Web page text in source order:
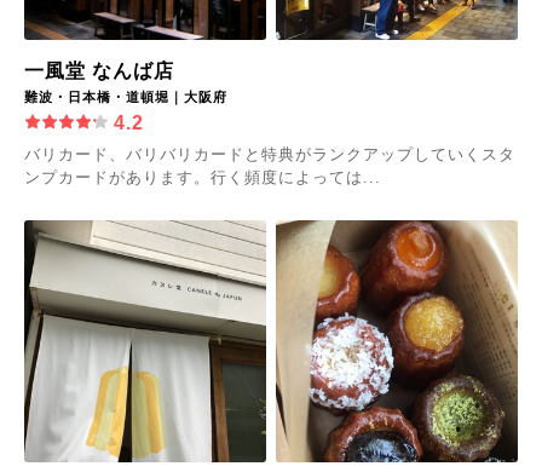
一風堂 なんば店
難波・日本橋・道頓堀｜大阪府
4.2
バリカード、バリバリカードと特典がランクアップしていくスタ
ンプカードがあります。行く頻度によっては...